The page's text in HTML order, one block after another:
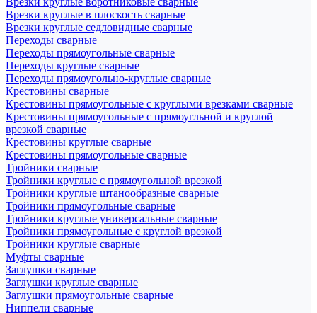
Врезки круглые в плоскость сварные
Врезки круглые седловидные сварные
Переходы сварные
Переходы прямоугольные сварные
Переходы круглые сварные
Переходы прямоугольно-круглые сварные
Крестовины сварные
Крестовины прямоугольные с круглыми врезками сварные
Крестовины прямоугольные с прямоугльной и круглой
врезкой сварные
Крестовины круглые сварные
Крестовины прямоугольные сварные
Тройники сварные
Тройники круглые с прямоугольной врезкой
Тройники круглые штанообразные сварные
Тройники прямоугольные сварные
Тройники круглые универсальные сварные
Тройники прямоугольные с круглой врезкой
Тройники круглые сварные
Муфты сварные
Заглушки сварные
Заглушки круглые сварные
Заглушки прямоугольные сварные
Ниппели сварные